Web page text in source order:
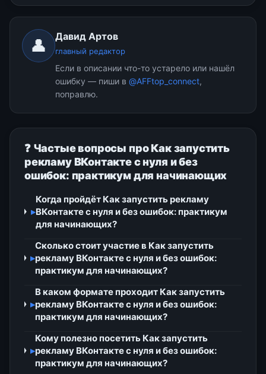
👤 Давид Артов
главный редактор
Если в описании что-то устарело или нашёл
ошибку — пиши в @AFFtop_connect,
поправлю.
❓ Частые вопросы про Как запустить
рекламу ВКонтакте с нуля и без
ошибок: практикум для начинающих
▸
Когда пройдёт Как запустить рекламу
ВКонтакте с нуля и без ошибок: практикум
для начинающих?
▸
Сколько стоит участие в Как запустить
рекламу ВКонтакте с нуля и без ошибок:
практикум для начинающих?
▸
В каком формате проходит Как запустить
рекламу ВКонтакте с нуля и без ошибок:
практикум для начинающих?
▸
Кому полезно посетить Как запустить
рекламу ВКонтакте с нуля и без ошибок:
практикум для начинающих?